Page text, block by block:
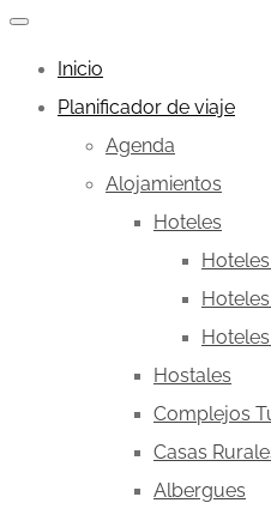
Inicio
Planificador de viaje
Agenda
Alojamientos
Hoteles
Hostales
Complejos
Casas
Albergues